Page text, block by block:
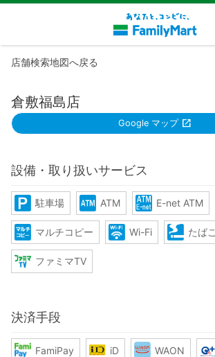
店舗検索地図へ戻る
倉敷福島店
Google マップ
設備・取り扱いサービス
駐車場 ATM E-net ATM
マルチコピー Wi-Fi たばこ
ファミマTV
決済手段
FamiPay iD WAON